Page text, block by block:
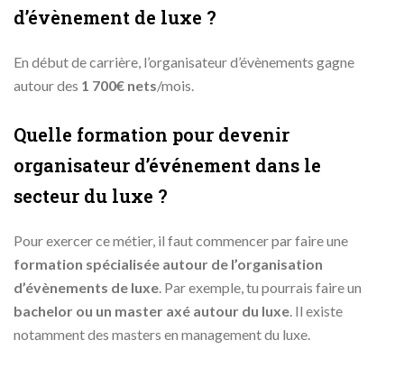
d’évènement de luxe ?
En début de carrière, l’organisateur d’évènements gagne
autour des 1 700€ nets/mois.
Quelle formation pour devenir
organisateur d’événement dans le
secteur du luxe ?
Pour exercer ce métier, il faut commencer par faire une
formation spécialisée autour de l’organisation
d’évènements de luxe. Par exemple, tu pourrais faire un
bachelor ou un master axé autour du luxe. Il existe
notamment des masters en management du luxe.